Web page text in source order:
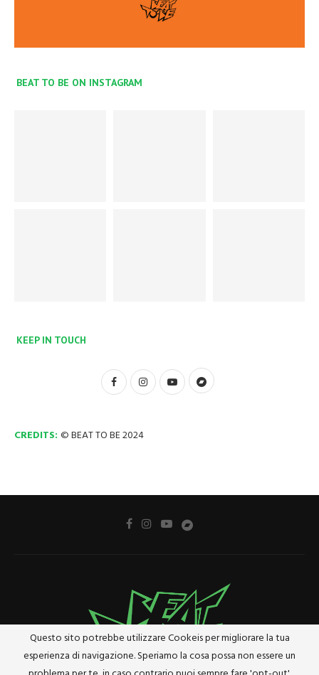
BEAT TO BE ON INSTAGRAM
KEEP IN TOUCH
CREDITS: © BEAT TO BE 2024
Questo sito potrebbe utilizzare Cookeis per migliorare la tua
esperienza di navigazione. Speriamo la cosa possa non essere un